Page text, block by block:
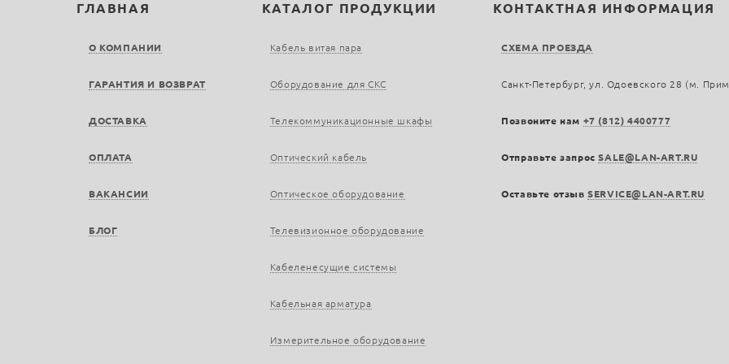
ГЛАВНАЯ
О КОМПАНИИ
ГАРАНТИЯ И ВОЗВРАТ
ДОСТАВКА
ОПЛАТА
ВАКАНСИИ
БЛОГ
КАТАЛОГ ПРОДУКЦИИ
Кабель витая пара
Оборудование для СКС
Телекоммуникационные шкафы
Оптический кабель
Оптическое оборудование
Телевизионное оборудование
Кабеленесущие системы
Кабельная арматура
Измерительное оборудование
КОНТАКТНАЯ ИНФОРМАЦИЯ
СХЕМА ПРОЕЗДА
Санкт-Петербург, ул. Одоевского 28 (м.
Позвоните нам +7 (812) 4400777
Отправьте запросSALE@LAN-ART.RU
Оставьте отзывSERVICE@LAN-ART.RU